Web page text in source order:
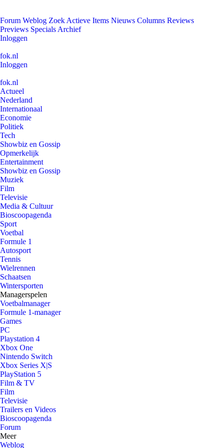
Forum Weblog Zoek Actieve Items Nieuws Columns Reviews
Previews Specials Archief
Inloggen
fok.nl
Inloggen
fok.nl
Actueel
Nederland
Internationaal
Economie
Politiek
Tech
Showbiz en Gossip
Opmerkelijk
Entertainment
Showbiz en Gossip
Muziek
Film
Televisie
Media & Cultuur
Bioscoopagenda
Sport
Voetbal
Formule 1
Autosport
Tennis
Wielrennen
Schaatsen
Wintersporten
Managerspelen
Voetbalmanager
Formule 1-manager
Games
PC
Playstation 4
Xbox One
Nintendo Switch
Xbox Series X|S
PlayStation 5
Film & TV
Film
Televisie
Trailers en Videos
Bioscoopagenda
Forum
Meer
Weblog